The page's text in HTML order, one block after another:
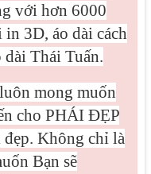
với hơn 6000
in 3D, áo dài cách
dài Thái Tuấn.
mong muốn
cho PHÁI ĐẸP
đẹp. Không chỉ là
Bạn sẽ